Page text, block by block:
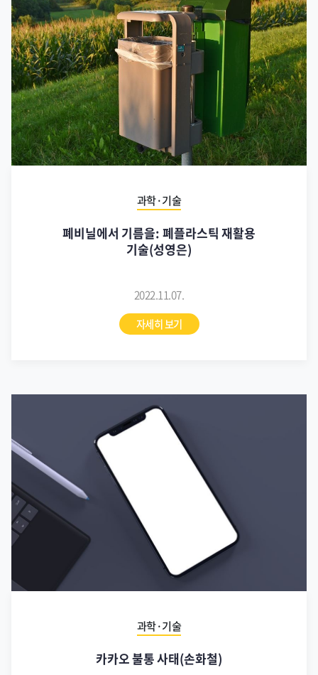
과학·기술
폐비닐에서 기름을: 폐플라스틱 재활용
기술(성영은)
2022.11.07.
자세히 보기
과학·기술
카카오 불통 사태(손화철)